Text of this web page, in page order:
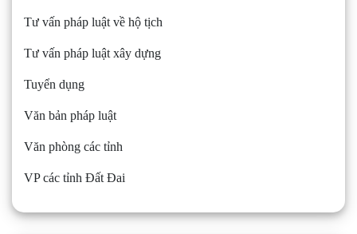
Tư vấn pháp luật về hộ tịch
Tư vấn pháp luật xây dựng
Tuyển dụng
Văn bản pháp luật
Văn phòng các tỉnh
VP các tỉnh Đất Đai